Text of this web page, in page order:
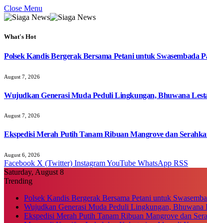
Close Menu
What's Hot
Polsek Kandis Bergerak Bersama Petani untuk Swasembada
August 7, 2026
Wujudkan Generasi Muda Peduli Lingkungan, Bhuwana
August 7, 2026
Ekspedisi Merah Putih Tanam Ribuan Mangrove dan
August 6, 2026
Facebook X (Twitter) InstagramYouTube WhatsApp RSS
Saturday, August 8
Trending
Polsek Kandis Bergerak Bersama Petani untuk
Wujudkan Generasi Muda Peduli Lingkungan,
Ekspedisi Merah Putih Tanam Ribuan Mangrove dan